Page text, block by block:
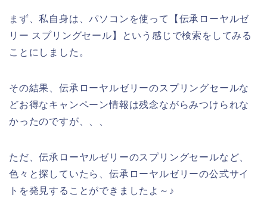
まず、私自身は、パソコンを使って【伝承ローヤルゼ
リー スプリングセール】という感じで検索をしてみる
ことにしました。
その結果、伝承ローヤルゼリーのスプリングセールな
どお得なキャンペーン情報は残念ながらみつけられな
かったのですが、、、
ただ、伝承ローヤルゼリーのスプリングセールなど、
色々と探していたら、伝承ローヤルゼリーの公式サイ
トを発見することができましたよ～♪